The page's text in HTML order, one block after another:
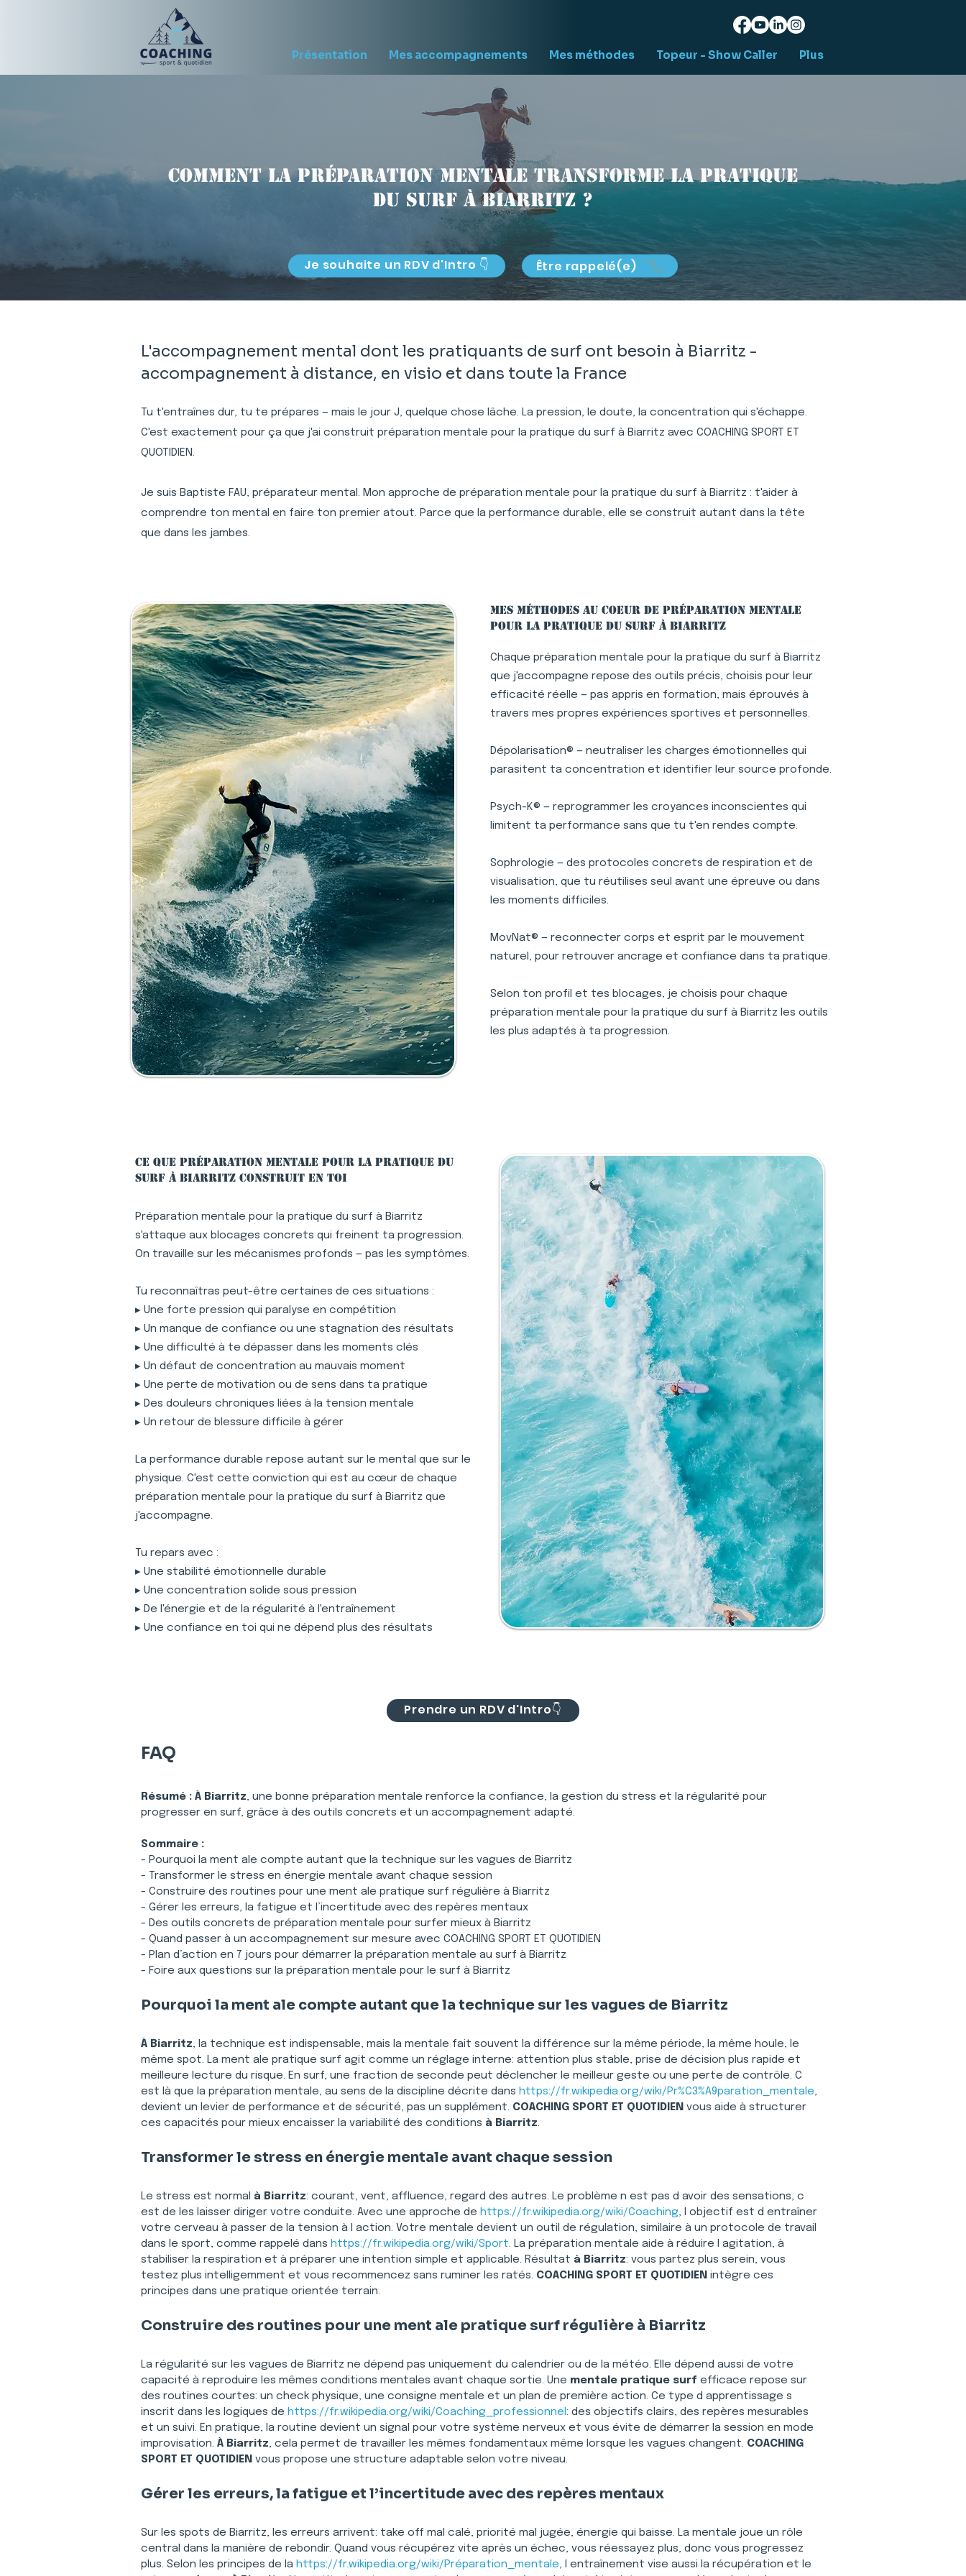
Présentation Mes accompagnements Mes méthodes Topeur - Show Caller Plus
Comment la préparation mentale transforme la pratique
du surf à Biarritz ?
Je souhaite un RDV d'Intro 👇 Être rappelé(e)
L'accompagnement mental dont les pratiquants de surf ont besoin à Biarritz -
accompagnement à distance, en visio et dans toute la France
Tu t'entraînes dur, tu te prépares — mais le jour J, quelque chose lâche. La pression, le doute, la concentration qui s'échappe.
C'est exactement pour ça que j'ai construit préparation mentale pour la pratique du surf à Biarritz avec COACHING SPORT ET
QUOTIDIEN.
Je suis Baptiste FAU, préparateur mental. Mon approche de préparation mentale pour la pratique du surf à Biarritz : t'aider à
comprendre ton mental en faire ton premier atout. Parce que la performance durable, elle se construit autant dans la tête
que dans les jambes.
Mes méthodes au coeur de préparation mentale
pour la pratique du surf à Biarritz
Chaque préparation mentale pour la pratique du surf à Biarritz
que j'accompagne repose des outils précis, choisis pour leur
efficacité réelle — pas appris en formation, mais éprouvés à
travers mes propres expériences sportives et personnelles.
Dépolarisation® — neutraliser les charges émotionnelles qui
parasitent ta concentration et identifier leur source profonde.
Psych-K® — reprogrammer les croyances inconscientes qui
limitent ta performance sans que tu t'en rendes compte.
Sophrologie — des protocoles concrets de respiration et de
visualisation, que tu réutilises seul avant une épreuve ou dans
les moments difficiles.
MovNat® — reconnecter corps et esprit par le mouvement
naturel, pour retrouver ancrage et confiance dans ta pratique.
Selon ton profil et tes blocages, je choisis pour chaque
préparation mentale pour la pratique du surf à Biarritz les outils
les plus adaptés à ta progression.
Ce que préparation mentale pour la pratique du
surf à Biarritz construit en toi
Préparation mentale pour la pratique du surf à Biarritz
s'attaque aux blocages concrets qui freinent ta progression.
On travaille sur les mécanismes profonds — pas les symptômes.
Tu reconnaîtras peut-être certaines de ces situations :
▸ Une forte pression qui paralyse en compétition
▸ Un manque de confiance ou une stagnation des résultats
▸ Une difficulté à te dépasser dans les moments clés
▸ Un défaut de concentration au mauvais moment
▸ Une perte de motivation ou de sens dans ta pratique
▸ Des douleurs chroniques liées à la tension mentale
▸ Un retour de blessure difficile à gérer
La performance durable repose autant sur le mental que sur le
physique. C'est cette conviction qui est au cœur de chaque
préparation mentale pour la pratique du surf à Biarritz que
j'accompagne.
Tu repars avec :
▸ Une stabilité émotionnelle durable
▸ Une concentration solide sous pression
▸ De l'énergie et de la régularité à l'entraînement
▸ Une confiance en toi qui ne dépend plus des résultats
Prendre un RDV d'Intro👇
FAQ
Résumé : À Biarritz, une bonne préparation mentale renforce la confiance, la gestion du stress et la régularité pour
progresser en surf, grâce à des outils concrets et un accompagnement adapté.
Sommaire :
- Pourquoi la ment ale compte autant que la technique sur les vagues de Biarritz
- Transformer le stress en énergie mentale avant chaque session
- Construire des routines pour une ment ale pratique surf régulière à Biarritz
- Gérer les erreurs, la fatigue et l’incertitude avec des repères mentaux
- Des outils concrets de préparation mentale pour surfer mieux à Biarritz
- Quand passer à un accompagnement sur mesure avec COACHING SPORT ET QUOTIDIEN
- Plan d’action en 7 jours pour démarrer la préparation mentale au surf à Biarritz
- Foire aux questions sur la préparation mentale pour le surf à Biarritz
Pourquoi la ment ale compte autant que la technique sur les vagues de Biarritz
À Biarritz, la technique est indispensable, mais la mentale fait souvent la différence sur la même période, la même houle, le
même spot. La ment ale pratique surf agit comme un réglage interne: attention plus stable, prise de décision plus rapide et
meilleure lecture du risque. En surf, une fraction de seconde peut déclencher le meilleur geste ou une perte de contrôle. C
est là que la préparation mentale, au sens de la discipline décrite dans https://fr.wikipedia.org/wiki/Pr%C3%A9paration_mentale,
devient un levier de performance et de sécurité, pas un supplément. COACHING SPORT ET QUOTIDIEN vous aide à structurer
ces capacités pour mieux encaisser la variabilité des conditions à Biarritz.
Transformer le stress en énergie mentale avant chaque session
Le stress est normal à Biarritz: courant, vent, affluence, regard des autres. Le problème n est pas d avoir des sensations, c
est de les laisser diriger votre conduite. Avec une approche de https://fr.wikipedia.org/wiki/Coaching, l objectif est d entraîner
votre cerveau à passer de la tension à l action. Votre mentale devient un outil de régulation, similaire à un protocole de travail
dans le sport, comme rappelé dans https://fr.wikipedia.org/wiki/Sport. La préparation mentale aide à réduire l agitation, à
stabiliser la respiration et à préparer une intention simple et applicable. Résultat à Biarritz: vous partez plus serein, vous
testez plus intelligemment et vous recommencez sans ruminer les ratés. COACHING SPORT ET QUOTIDIEN intègre ces
principes dans une pratique orientée terrain.
Construire des routines pour une ment ale pratique surf régulière à Biarritz
La régularité sur les vagues de Biarritz ne dépend pas uniquement du calendrier ou de la météo. Elle dépend aussi de votre
capacité à reproduire les mêmes conditions mentales avant chaque sortie. Une mentale pratique surf efficace repose sur
des routines courtes: un check physique, une consigne mentale et un plan de première action. Ce type d apprentissage s
inscrit dans les logiques de https://fr.wikipedia.org/wiki/Coaching_professionnel : des objectifs clairs, des repères mesurables
et un suivi. En pratique, la routine devient un signal pour votre système nerveux et vous évite de démarrer la session en mode
improvisation. À Biarritz, cela permet de travailler les mêmes fondamentaux même lorsque les vagues changent. COACHING
SPORT ET QUOTIDIEN vous propose une structure adaptable selon votre niveau.
Gérer les erreurs, la fatigue et l’incertitude avec des repères mentaux
Sur les spots de Biarritz, les erreurs arrivent: take off mal calé, priorité mal jugée, énergie qui baisse. La mentale joue un rôle
central dans la manière de rebondir. Quand vous récupérez vite après un échec, vous réessayez plus, donc vous progressez
plus. Selon les principes de la https://fr.wikipedia.org/wiki/Préparation_mentale, l entraînement vise aussi la récupération et le